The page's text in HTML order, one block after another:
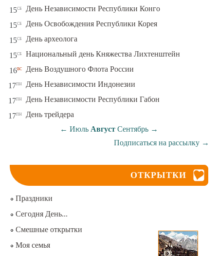
15сб День Независимости Республики Конго
15сб День Освобождения Республики Корея
15сб День археолога
15сб Национальный день Княжества Лихтенштейн
16вс День Воздушного Флота России
17пн День Независимости Индонезии
17пн День Независимости Республики Габон
17пн
День трейдера
← Июль Август Сентябрь →
Подписаться на рассылку →
ОТКРЫТКИ
Праздники
Сегодня День...
Смешные открытки
Моя семья